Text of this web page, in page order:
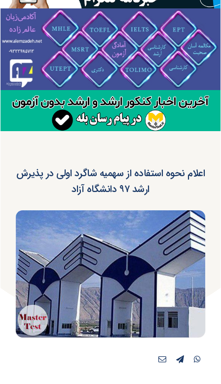
اعلام نحوه استفاده از سهمیه شاگرد اولی در پذیرش
ارشد ۹۷ دانشگاه آزاد